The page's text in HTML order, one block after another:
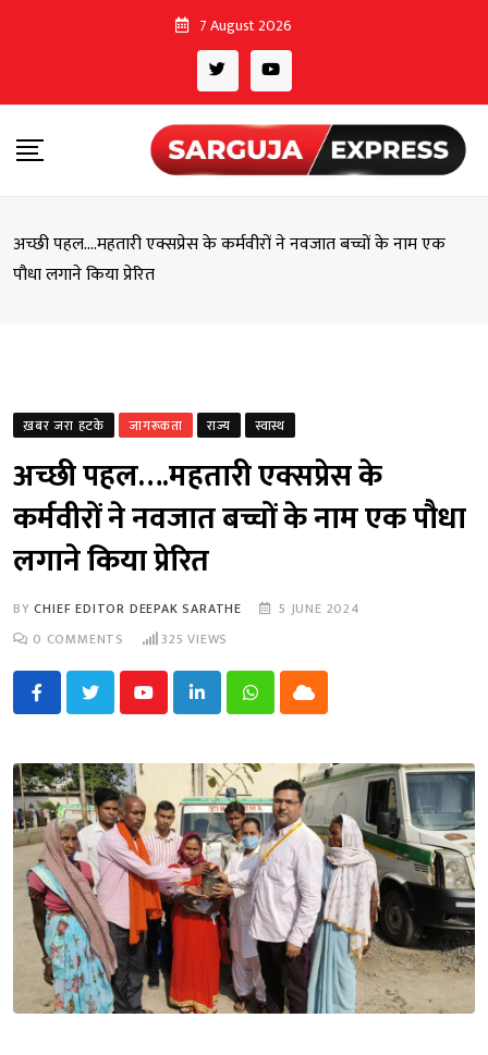
7 August 2026
अच्छी पहल….महतारी एक्सप्रेस के कर्मवीरों ने नवजात बच्चों के नाम एक
पौधा लगाने किया प्रेरित
ख़बर जरा हटके जागरूकता राज्य स्वास्थ
अच्छी पहल….महतारी एक्सप्रेस के
कर्मवीरों ने नवजात बच्चों के नाम एक पौधा
लगाने किया प्रेरित
BYCHIEF EDITOR DEEPAK SARATHE
5 JUNE 2024
0 COMMENTS 325 VIEWS
YoutubeLinkedInWhatsappCloud